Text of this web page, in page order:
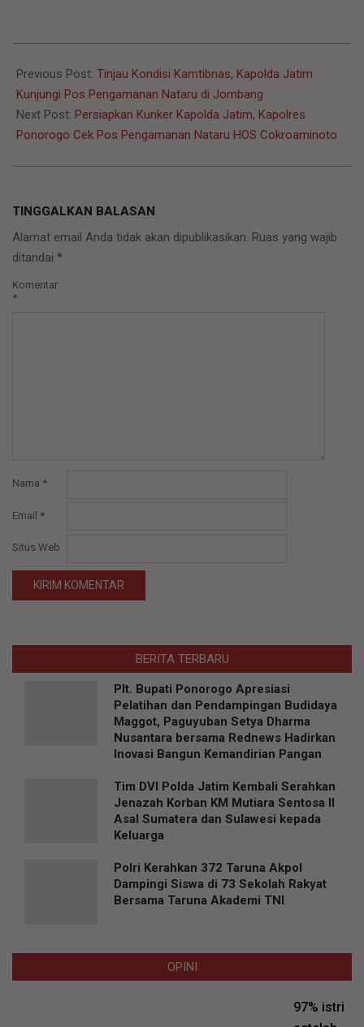
12-
27
Previous Post: Tinjau Kondisi Kamtibnas, Kapolda Jatim
Kunjungi Pos Pengamanan Nataru di Jombang
Next Post: Persiapkan Kunker Kapolda Jatim, Kapolres
Ponorogo Cek Pos Pengamanan Nataru HOS Cokroaminoto
TINGGALKAN BALASAN
Alamat email Anda tidak akan dipublikasikan. Ruas yang wajib
ditandai *
Komentar
*
Nama *
Email *
Situs Web
BERITA TERBARU
Plt. Bupati Ponorogo Apresiasi
Pelatihan dan Pendampingan Budidaya
Maggot, Paguyuban Setya Dharma
Nusantara bersama Rednews Hadirkan
Inovasi Bangun Kemandirian Pangan
Tim DVI Polda Jatim Kembali Serahkan
Jenazah Korban KM Mutiara Sentosa II
Asal Sumatera dan Sulawesi kepada
Keluarga
Polri Kerahkan 372 Taruna Akpol
Dampingi Siswa di 73 Sekolah Rakyat
Bersama Taruna Akademi TNI
OPINI
97% istri